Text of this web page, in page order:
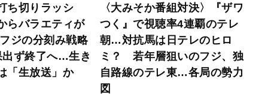
ち切りラッシ
らバラエティが
ジの分刻み戦略
出ず終了へ…生き
「生放送」か
〈大みそか番組対決〉『ザワ
つく』で視聴率4連覇のテレ
朝…対抗馬は日テレのヒロ
ミ？ 若年層狙いのフジ、独
自路線のテレ東…各局の勢力
図